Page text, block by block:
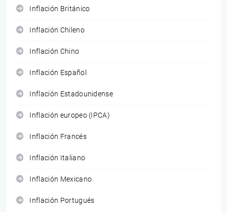
Inflación Británico
Inflación Chileno
Inflación Chino
Inflación Español
Inflación Estadounidense
Inflación europeo (IPCA)
Inflación Francés
Inflación Italiano
Inflación Mexicano
Inflación Portugués